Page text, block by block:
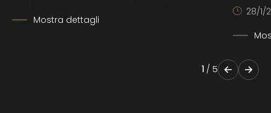
Mostra dettagli
28/1/
1 / 5